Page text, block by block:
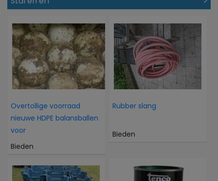
Overtollige voorraad
nieuwe HDPE balansballen
voor
Bieden
Rubber slang
Bieden